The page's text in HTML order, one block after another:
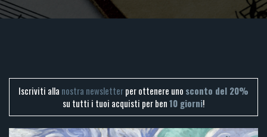
Iscriviti alla nostra newsletterper ottenere uno sconto del 20%
su tutti i tuoi acquisti per ben10 giorni!